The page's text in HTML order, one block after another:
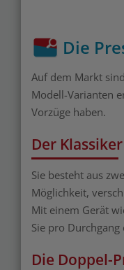
Die
Auf dem Markt
Modell-Varianten
Vorzüge haben.
Der Klassiker
Sie besteht aus
Möglichkeit,
Mit einem Gerät
Sie pro
Die Doppel-